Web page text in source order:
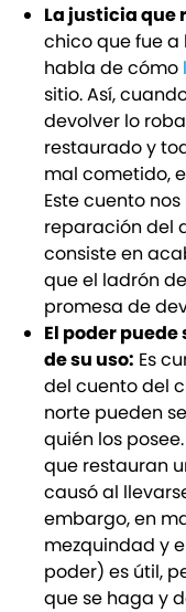
La justicia que
chico que fue a
habla de cómo
sitio. Así,
devolver lo
restaurado y
mal cometido,
Este cuento
reparación del
consiste en
que el ladrón
promesa de
El poder
de su uso: Es
del cuento del
norte pueden
quién los
que restauran
causó al
embargo, en
mezquindad y
poder) es útil,
que se haga y